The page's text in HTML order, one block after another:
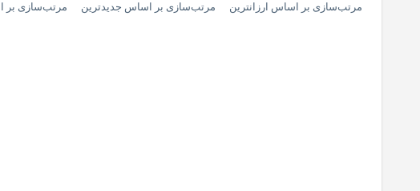
مرتب‌سازی بر مرتب‌سازی بر اساس جدیدترین
مرتب‌سازی بر اساس ارزانترین